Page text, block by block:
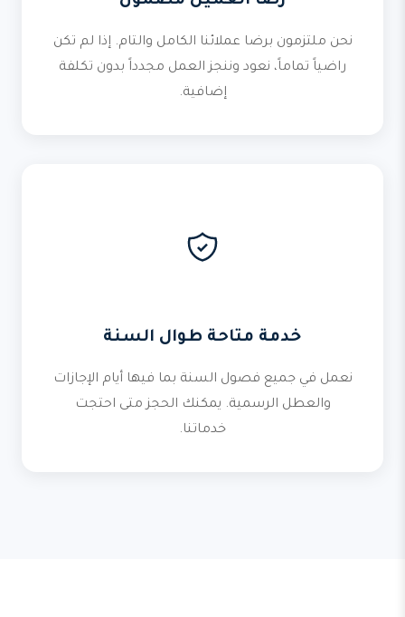
نحن ملتزمون برضا عملائنا الكامل والتام. إذا لم تكن
راضياً تماماً، نعود وننجز العمل مجدداً بدون تكلفة
إضافية.
خدمة متاحة طوال السنة
نعمل في جميع فصول السنة بما فيها أيام الإجازات
والعطل الرسمية. يمكنك الحجز متى احتجت
خدماتنا.